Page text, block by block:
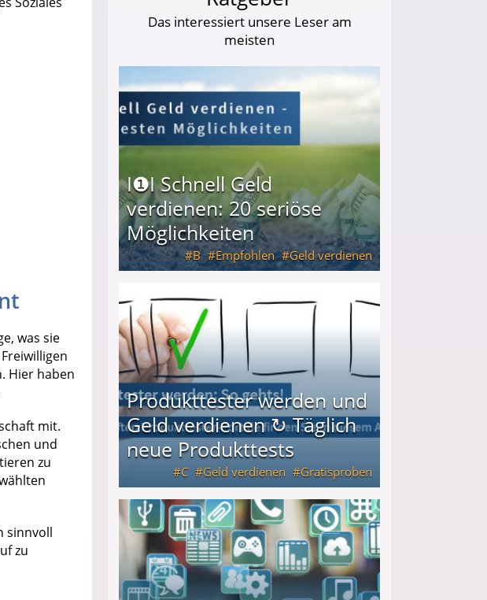
was sie
Hier haben
mit.
und
zu
sinnvoll
zu
Das interessiert unsere Leser am
meisten
I❶I Schnell Geld
verdienen: 20 seriöse
Möglichkeiten
B Empfohlen Geld verdienen
Produkttester werden und
Geld verdienen ↻ Täglich
neue Produkttests
C Geld verdienen Gratisproben
Geld verdienen ↻ Täglich neue Produkttests